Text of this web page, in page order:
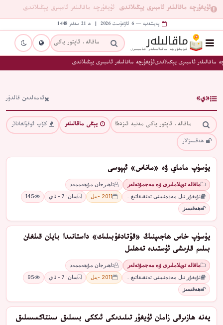
ئۇيغۇرچە ماقالىلەر ئامبىرى يېڭىلاندى ئۇيغۇرچە ماقالىلەر ئامبىرى يېڭىلاندى
پەيشەنبە — 6 ئاۋغۇست 2026 | ھ 21 سەفەر 1448
ماقالىلەر ئامبىرى يېڭىلاندىئۇيغۇرچە ماقالىلەر ئامبىرى يېڭىلاندى
«ي» ئەمەلدىن قالدۇر
يېڭى ماقالىلەر
كۆپ ئوقۇلغانلار
ھەقسىزلار
يۈسۈپ ماماي ۋە «ماناس» ئېپوسى
ماقالە توپلاملىرى ۋە مەجمۇئەلەر
تاھىرجان مۇھەممەد
ئۇيغۇر تىل مەدەنىيىتى تەتقىقاتىغ…
2011 -يىل سان: 7 - ئاي
145
ھەقسىز
يۈسۈپ خاس ھاجىپنىڭ «قۇتادغۇبىلىك» داستانىدا بايان قىلغان
بىلىم قارىشى ئۈستىدە تەھلىل
ماقالە توپلاملىرى ۋە مەجمۇئەلەر
تاھىرجان مۇھەممەد
ئۇيغۇر تىل مەدەنىيىتى تەتقىقاتىغ…
2011 -يىل سان: 7 - ئاي
95
ھەقسىز
يەنە ھازىرقى زامان ئۇيغۇر تىلىدىكى ئىككى بىسلىق سىنتاكسىسلىق